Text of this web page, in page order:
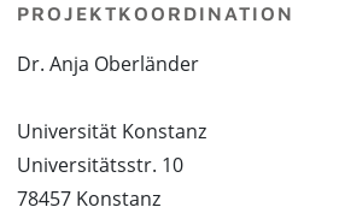
PROJEKTKOORDINATION
Dr. Anja Oberländer
Universität Konstanz
Universitätsstr. 10
78457 Konstanz